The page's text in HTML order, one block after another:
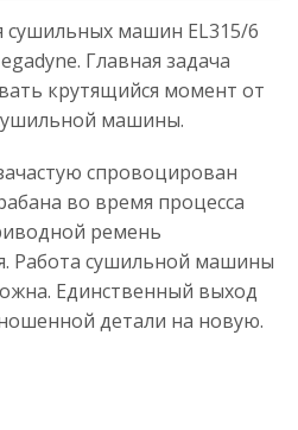
сушильных машин EL315/6
Главная задача
крутящийся момент от
машины.
спровоцирован
во время процесса
ремень
Работа сушильной машины
Единственный выход
детали на новую.